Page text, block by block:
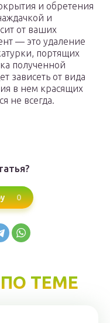
и обретения
и
от ваших
— это удаление
портящих
полученной
зависеть от вида
в нем красящих
не всегда.
0
ТЕМЕ